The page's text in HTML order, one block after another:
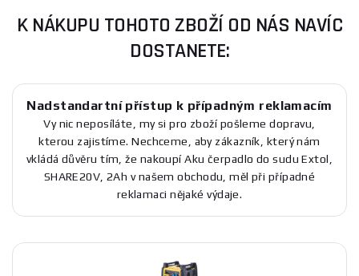
K NÁKUPU TOHOTO ZBOŽÍ OD NÁS NAVÍC
DOSTANETE:
Nadstandartní přístup k případným reklamacím
Vy nic neposíláte, my si pro zboží pošleme dopravu,
kterou zajistíme. Nechceme, aby zákazník, který nám
vkládá důvěru tím, že nakoupí Aku čerpadlo do sudu Extol,
SHARE20V, 2Ah v našem obchodu, měl při případné
reklamaci nějaké výdaje.